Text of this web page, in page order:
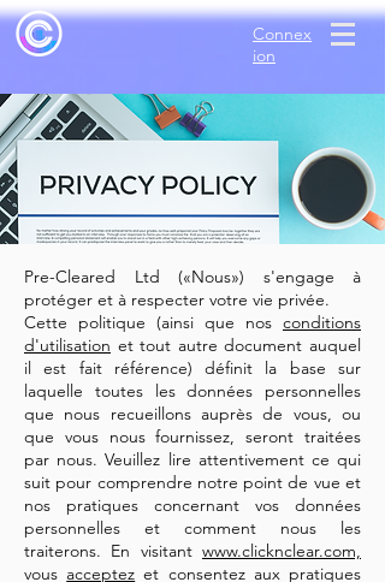
Connex
ion
Pre-Cleared Ltd («Nous») s'engage à
protéger et à respecter votre vie privée.
Cette politique (ainsi que nos conditions
d'utilisation et tout autre document auquel
il est fait référence) définit la base sur
laquelle toutes les données personnelles
que nous recueillons auprès de vous, ou
que vous nous fournissez, seront traitées
par nous. Veuillez lire attentivement ce qui
suit pour comprendre notre point de vue et
nos pratiques concernant vos données
personnelles et comment nous les
traiterons. En visitant www.clicknclear.com,
vous acceptez et consentez aux pratiques